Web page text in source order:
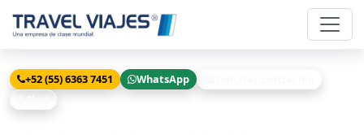
+52 (55) 6363 7451 WhatsApp